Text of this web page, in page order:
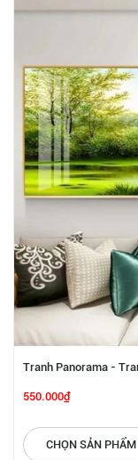
Tranh Panorama -
550.000₫
CHỌN SẢN PHẨM